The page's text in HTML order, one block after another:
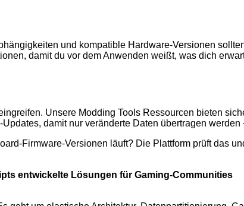
und kompatible Hardware-Versionen
damit du vor dem Anwenden weißt, was dich
Unsere Modding Tools Ressourcen bieten
damit nur veränderte Daten übertragen
Firmware-Versionen läuft? Die Plattform prüft das
entwickelte Lösungen für Gaming-Communities